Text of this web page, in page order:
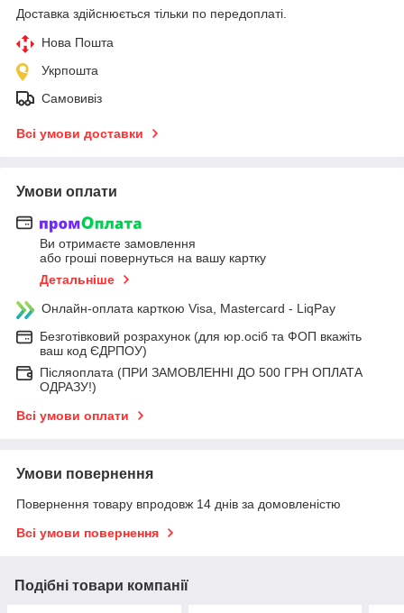
Доставка здійснюється тільки по передоплаті.
Нова Пошта
Укрпошта
Самовивіз
Всі умови доставки
Умови оплати
Ви отримаєте замовлення
або гроші повернуться на вашу картку
Детальніше
Онлайн-оплата карткою Visa, Mastercard - LiqPay
Безготівковий розрахунок (для юр.осіб та ФОП вкажіть
ваш код ЄДРПОУ)
Післяоплата (ПРИ ЗАМОВЛЕННІ ДО 500 ГРН ОПЛАТА
ОДРАЗУ!)
Всі умови оплати
Умови повернення
Повернення товару впродовж 14 днів за домовленістю
Всі умови повернення
Подібні товари компанії